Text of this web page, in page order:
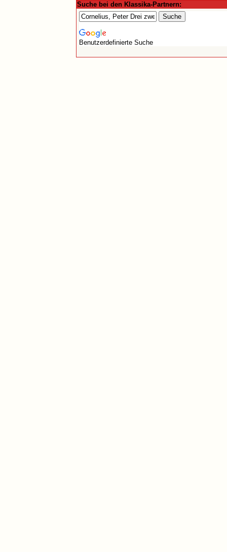
Suche bei den Klassika-Partnern:
Benutzerdefinierte Suche